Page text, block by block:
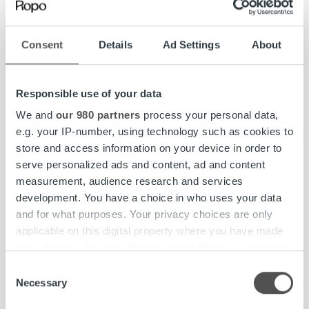
Consent Details Ad Settings About
Responsible use of your data
We and our 980 partners process your personal data,
e.g. your IP-number, using technology such as cookies to
store and access information on your device in order to
serve personalized ads and content, ad and content
measurement, audience research and services
development. You have a choice in who uses your data
and for what purposes. Your privacy choices are only
applicable on this digital property where you have made
the Privacy trigger icon.
Selection
Necessary
användare den största konkurrensfördelen när den är
uppenbara, inte bara i resursfördelningen, utan också i
slutkundservicen.
– Många avfallshanteringsorganisationer funderar på att
byta sina system. Vår tjänst för fakturans livscykel är
anpassad till branschen – enligt vår erfarenhet, garanterar
detta den bästa lösningen för både kunden och kundens
kund. Ekokymppi är ett utmärkt exempel på detta,
påpekar Räsänen.
Även om Ekokymppi var mest intresserade av
processdigitalisering och övervakning i realtid och
kundservicetiderna är längre.